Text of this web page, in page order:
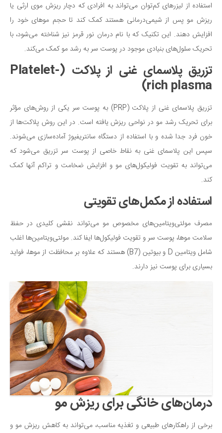
استفاده از لیزرهای کم‌توان می‌تواند به افرادی که دچار ریزش موی ارثی یا
ریزش مو پس از شیمی‌درمانی هستند کمک کند تا حجم موهای خود را
افزایش دهند. این تکنیک که با نام درمان نور قرمز نیز شناخته می‌شود، با
تحریک سلول‌های بنیادی موجود در پوست سر به رشد مو کمک می‌کند.
تزریق پلاسمای غنی از پلاکت (Platelet-
rich plasma)
تزریق پلاسمای غنی از پلاکت (PRP) به پوست سر یکی از روش‌های مؤثر
برای تحریک رشد مو در نواحی ریزش یافته است. در این روش پلاکت‌ها از
خون فرد جدا شده و با استفاده از دستگاه سانتریفیوژ آماده‌سازی می‌شوند.
سپس این پلاسمای غنی به نقاط خاصی از پوست سر تزریق می‌شود که
می‌تواند به تقویت فولیکول‌های مو و افزایش ضخامت و تراکم آنها کمک
کند.
استفاده از مکمل‌های تقویتی
مصرف مولتی‌ویتامین‌های مخصوص مو می‌تواند نقشی کلیدی در حفظ
سلامت موها، پوست سر و تقویت فولیکول‌ها ایفا کند. مولتی‌ویتامین‌ها اغلب
شامل ویتامین D و بیوتین (B7) هستند که علاوه بر محافظت از موها، فواید
بسیاری برای پوست نیز دارند.
درمان‌های خانگی برای ریزش مو
برخی از راهکارهای طبیعی و تغذیه مناسب، می‌تواند به کاهش ریزش مو و